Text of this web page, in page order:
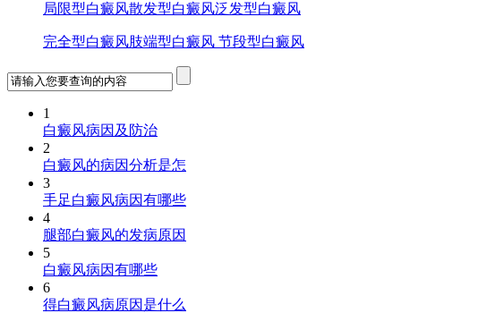
局限型白癜风散发型白癜风泛发型白癜风
完全型白癜风肢端型白癜风 节段型白癜风
1
白癜风病因及防治
2
白癜风的病因分析是怎
3
手足白癜风病因有哪些
4
腿部白癜风的发病原因
5
白癜风病因有哪些
6
得白癜风病原因是什么